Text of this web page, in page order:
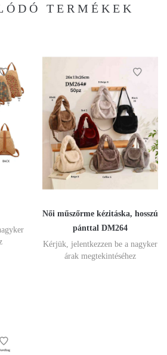
TERMÉKEK
Női műszőrme kézitáska, hosszú
pánttal DM264
Kérjük, jelentkezzen be a nagyker
árak megtekintéséhez